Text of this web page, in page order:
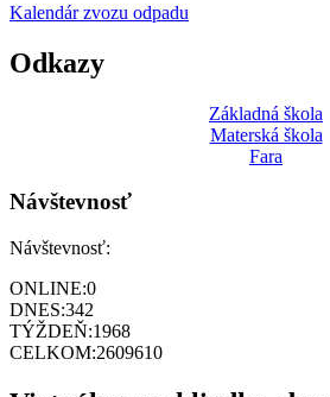
Kalendár zvozu odpadu
Odkazy
Základná škola
Materská škola
Fara
Návštevnosť
Návštevnosť:
ONLINE:0
DNES:342
TÝŽDEŇ:1968
CELKOM:2609610